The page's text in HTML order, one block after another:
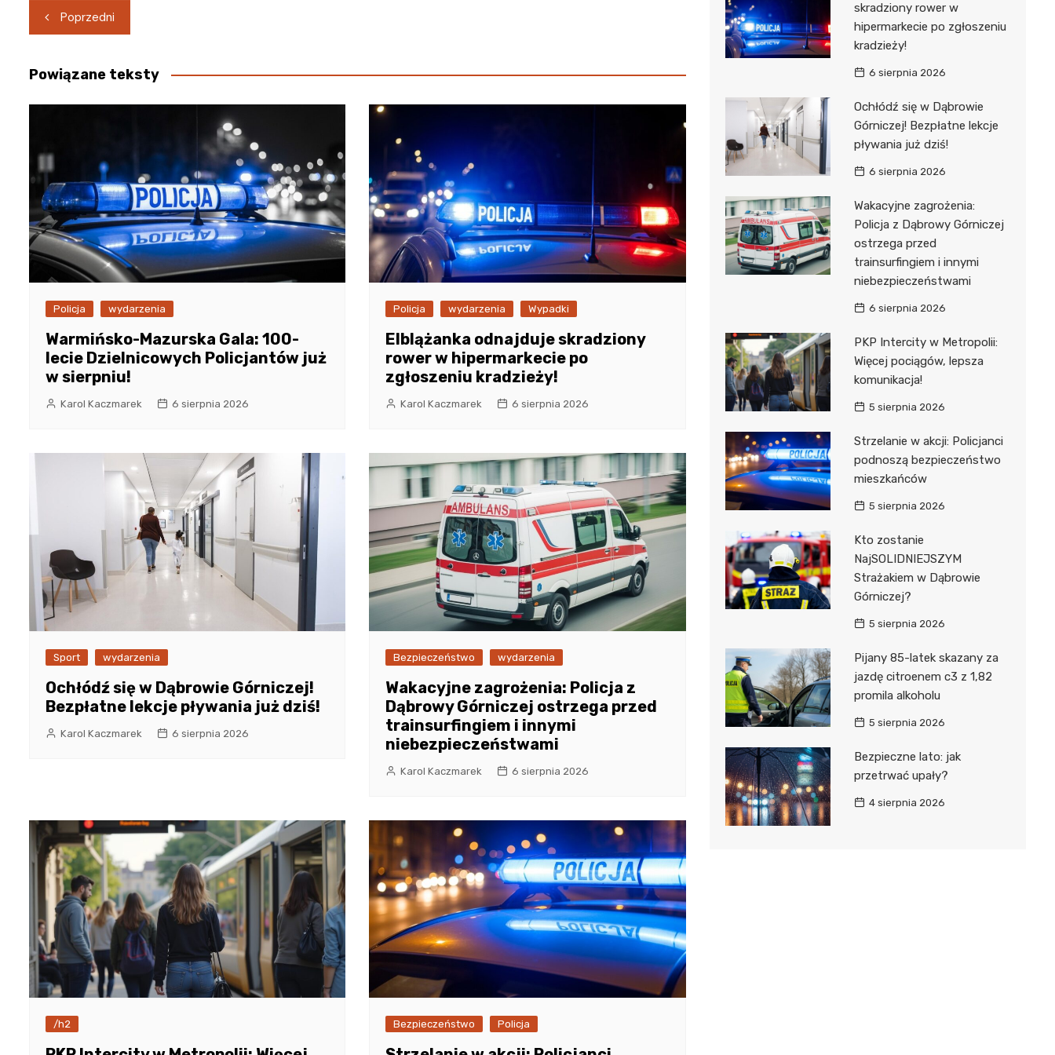
Nawigacja
wpisu
Poprzedni
Powiązane teksty
Policja wydarzenia
Warmińsko-Mazurska Gala: 100-
lecie Dzielnicowych Policjantów już
w sierpniu!
Karol Kaczmarek 6 sierpnia 2026
Policja wydarzenia Wypadki
Elblążanka odnajduje skradziony
rower w hipermarkecie po
zgłoszeniu kradzieży!
Karol Kaczmarek 6 sierpnia 2026
Sport wydarzenia
Ochłódź się w Dąbrowie Górniczej!
Bezpłatne lekcje pływania już dziś!
Karol Kaczmarek 6 sierpnia 2026
Bezpieczeństwo wydarzenia
Wakacyjne zagrożenia: Policja z
Dąbrowy Górniczej ostrzega przed
trainsurfingiem i innymi
niebezpieczeństwami
Karol Kaczmarek 6 sierpnia 2026
/h2 Bezpieczeństwo Policja
skradziony rower w
hipermarkecie po zgłoszeniu
kradzieży!
6 sierpnia 2026
Ochłódź się w Dąbrowie
Górniczej! Bezpłatne lekcje
pływania już dziś!
6 sierpnia 2026
Wakacyjne zagrożenia:
Policja z Dąbrowy Górniczej
ostrzega przed
trainsurfingiem i innymi
niebezpieczeństwami
6 sierpnia 2026
PKP Intercity w Metropolii:
Więcej pociągów, lepsza
komunikacja!
5 sierpnia 2026
Strzelanie w akcji: Policjanci
podnoszą bezpieczeństwo
mieszkańców
5 sierpnia 2026
Kto zostanie
NajSOLIDNIEJSZYM
Strażakiem w Dąbrowie
Górniczej?
5 sierpnia 2026
Pijany 85-latek skazany za
jazdę citroenem c3 z 1,82
promila alkoholu
5 sierpnia 2026
Bezpieczne lato: jak
przetrwać upały?
4 sierpnia 2026